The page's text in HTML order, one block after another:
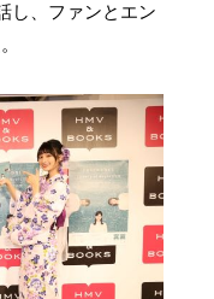
し、ファンとエン